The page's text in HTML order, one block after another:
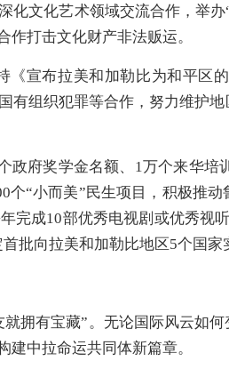
文化艺术领域交流合作，举
打击文化财产非法贩运。
宣布拉美和加勒比为和平区
组织犯罪等合作，努力维护
府奖学金名额、1万个来华
“小而美”民生项目，积极推
完成10部优秀电视剧或优秀视
批向拉美和加勒比地区5个国家
拥有宝藏”。无论国际风云如
中拉命运共同体新篇章。